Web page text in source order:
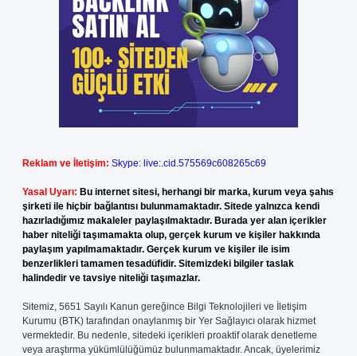
Reklam ve İletişim: Skype: live:.cid.575569c608265c69
Yasal Uyarı: Bu internet sitesi, herhangi bir marka, kurum veya şahıs
şirketi ile hiçbir bağlantısı bulunmamaktadır. Sitede yalnızca kendi
hazırladığımız makaleler paylaşılmaktadır. Burada yer alan içerikler
haber niteliği taşımamakta olup, gerçek kurum ve kişiler hakkında
paylaşım yapılmamaktadır. Gerçek kurum ve kişiler ile isim
benzerlikleri tamamen tesadüfidir. Sitemizdeki bilgiler taslak
halindedir ve tavsiye niteliği taşımazlar.
Sitemiz, 5651 Sayılı Kanun gereğince Bilgi Teknolojileri ve İletişim
Kurumu (BTK) tarafından onaylanmış bir Yer Sağlayıcı olarak hizmet
vermektedir. Bu nedenle, sitedeki içerikleri proaktif olarak denetleme
veya araştırma yükümlülüğümüz bulunmamaktadır. Ancak, üyelerimiz